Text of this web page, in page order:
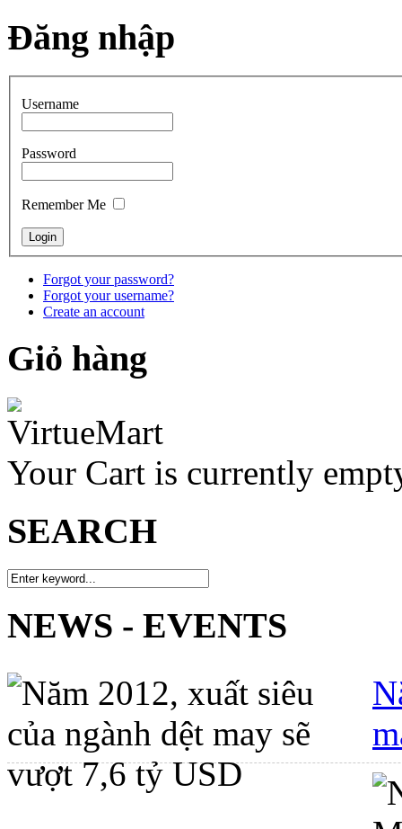
Đăng nhập
Username
Password
Remember Me
Forgot your password?
Forgot your username?
Create an account
Giỏ hàng
Your Cart is currently
SEARCH
NEWS - EVENTS